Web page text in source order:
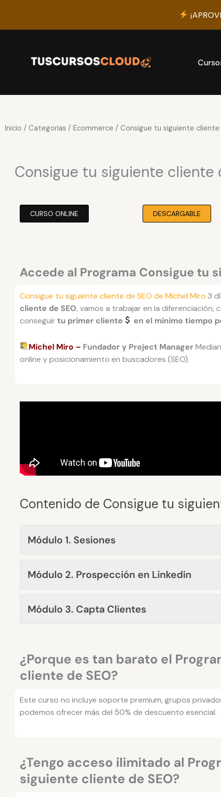
contenido
Inicio / Categorias / Ecommerce / Consigue tu siguiente cliente
Consigue tu siguiente cliente
CURSO ONLINE DESCARGABLE
Accede al Programa Consigue tu
Consigue tu siguiente cliente de SEO de Michel Miro 3
cliente de SEO, vamos a trabajar en la
conseguirtu primer cliente en el mínimo tiempo
Michel Miro – Fundador y Project Manager
online y posicionamiento en buscadores (SEO).
Contenido de Consigue tu
Módulo 1. Sesiones
Módulo 2. Prospección en Linkedin
Módulo 3. Capta Clientes
¿Porque es tan barato el
cliente de SEO?
Este curso no incluye soporte premium, grupos
podemos ofrecer más del 50% de descuento esencial.
¿Tengo acceso ilimitado al
siguiente cliente de SEO?